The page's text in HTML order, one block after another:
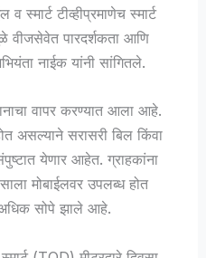
स्मार्ट टीव्हीप्रमाणेच स्मार्ट
वीजसेवेत पारदर्शकता आणि
नाईक यांनी सांगितले.
वापर करण्यात आला आहे.
असल्याने सरासरी बिल किंवा
येणार आहेत. ग्राहकांना
मोबाईलवर उपलब्ध होत
सोपे झाले आहे.